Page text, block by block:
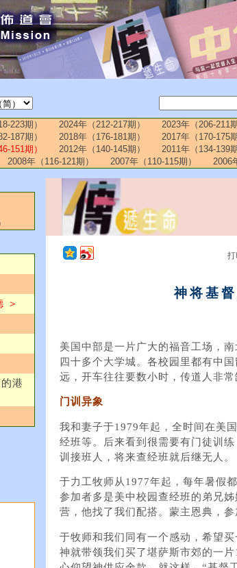
223期） 2024年（212-217期） 2023年（206-211期
187期）
2018年（176-181期） 2017年（170-175期
151期）
2012年（140-145期） 2011年（134-139期
2008年（116-121期）
2007年（110-115期） 2006
＞
港
打
神将基
美国中部是一片广大的福音工场，
四十多个大学城。各校园里都有中
远，开车往往要数小时，传道人非常
门训异象
我和妻子于1979年起，全时间在美
经班等。后来看到很​​需要有门徒训
训接班人，将来查经班就后继无人。
于力工牧师从1977年起，每年暑假
参加者多是美中校园查经班的弟兄
营，他找了我们配搭。蒙主恩典，参
于牧师和我们同有一个感动，希望
神就带领我们买了堪萨斯市郊的一